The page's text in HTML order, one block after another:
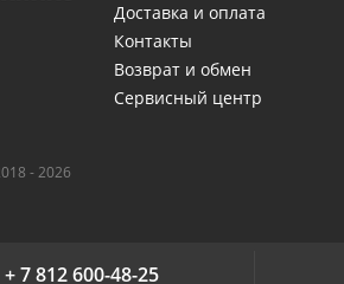
+ 7 812 600-48-25
Доставка и оплата
Контакты
Возврат и обмен
Сервисный центр
- 2026